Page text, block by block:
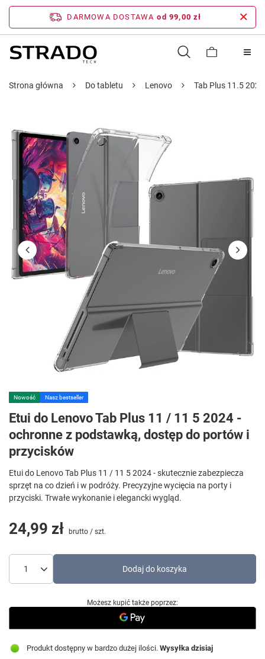
DARMOWA DOSTAWA od 99,00 zł
Strona główna Do tabletu Lenovo Tab Plus 11.5 2024
Nowość Nasz bestseller
Etui do Lenovo Tab Plus 11 / 11 5 2024 -
ochronne z podstawką, dostęp do portów i
przycisków
Etui do Lenovo Tab Plus 11 / 11 5 2024 - skutecznie zabezpiecza
sprzęt na co dzień i w podróży. Precyzyjne wycięcia na porty i
przyciski. Trwałe wykonanie i elegancki wygląd.
24,99 zł brutto / szt.
Dodaj do koszyka
Możesz kupić także poprzez:
Produkt dostępny w bardzo dużej ilości Wysyłka dzisiaj